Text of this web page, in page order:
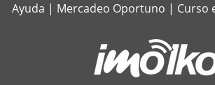
Ayuda | Mercadeo Oportuno | Curso